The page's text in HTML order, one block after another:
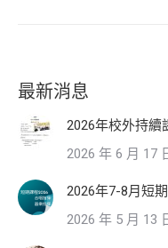
最新消息
2026年校外持續
2026 年 6 月 17
2026年7-8月短
2026 年 5 月 13